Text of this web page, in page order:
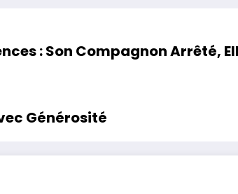
: Son Compagnon Arrêté,
Générosité